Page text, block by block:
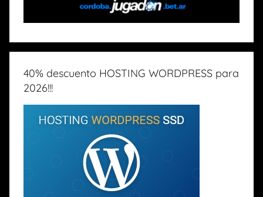
40% descuento HOSTING WORDPRESS para
2026!!!